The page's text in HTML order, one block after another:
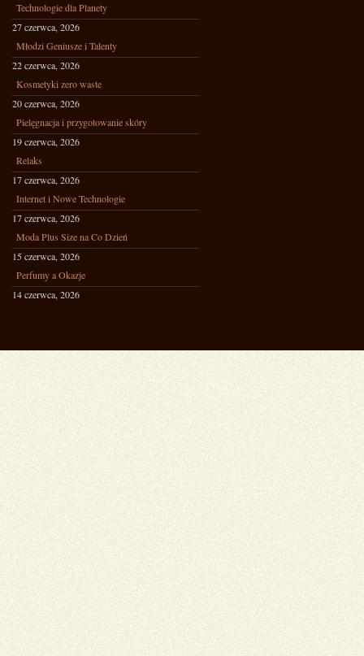
Technologie dla Planety
27 czerwca, 2026
Młodzi Geniusze i Talenty
22 czerwca, 2026
Kosmetyki zero waste
20 czerwca, 2026
Pielęgnacja i przygotowanie skóry
19 czerwca, 2026
Relaks
17 czerwca, 2026
Internet i Nowe Technologie
17 czerwca, 2026
Moda Plus Size na Co Dzień
15 czerwca, 2026
Perfumy a Okazje
14 czerwca, 2026